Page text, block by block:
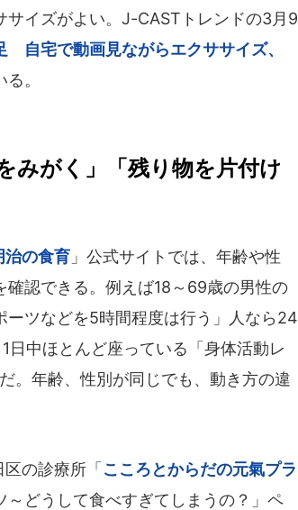
イズがよい。J-CASTトレンドの3月9
自宅で動画見ながらエクササイズ、
。
みがく」「残り物を片付け
治の食育 」公式サイトでは、年齢や性
認できる。例えば18～69歳の男性の
ツなどを5時間程度は行う」人なら24
中ほとんど座っている「身体活動レ
。年齢、性別が同じでも、動き方の違
の診療所「 こころとからだの元氣プラ
どうして食べすぎてしまうの？」ペ